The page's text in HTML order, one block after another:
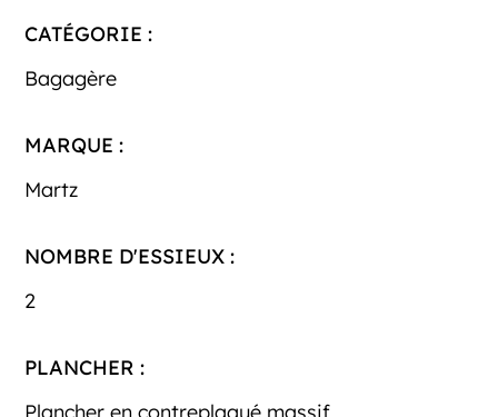
CATÉGORIE :
Bagagère
MARQUE :
Martz
NOMBRE D'ESSIEUX :
2
PLANCHER :